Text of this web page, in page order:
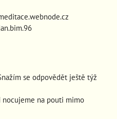
se odpovědět ještě týž
nocujeme na pouti mimo